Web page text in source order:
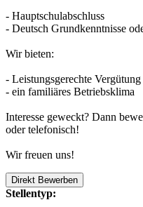
- Hauptschulabschluss
- Deutsch Grundkenntnisse
Wir bieten:
- Leistungsgerechte
- ein familiäres Betriebsklima
Interesse geweckt? Dann
oder telefonisch!
Wir freuen uns!
Direkt Bewerben
Stellentyp: